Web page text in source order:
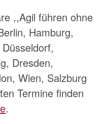
,,Agil führen ohne
Hamburg,
Dresden,
Wien, Salzburg
Termine finden
.